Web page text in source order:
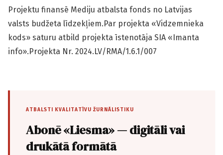
Projektu finansē Mediju atbalsta fonds no Latvijas
valsts budžeta līdzekļiem.Par projekta «Vidzemnieka
kods» saturu atbild projekta īstenotāja SIA «Imanta
info».Projekta Nr. 2024.LV/RMA/1.6.1/007
ATBALSTI KVALITATĪVU ŽURNĀLISTIKU
Abonē «Liesma» — digitāli vai
drukātā formātā